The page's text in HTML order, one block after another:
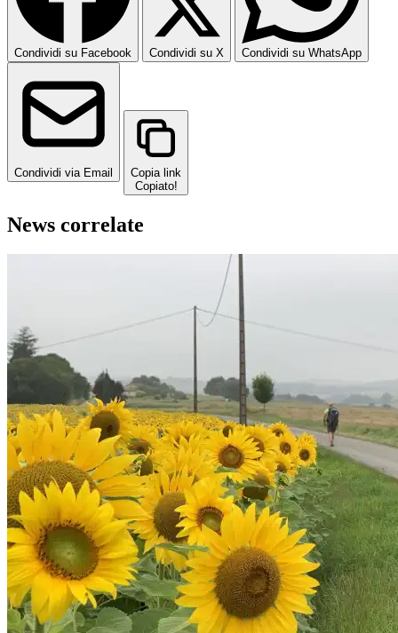
Condividi su Facebook Condividi su X Condividi su WhatsApp
Condividi via Email
Copia link
Copiato!
News correlate